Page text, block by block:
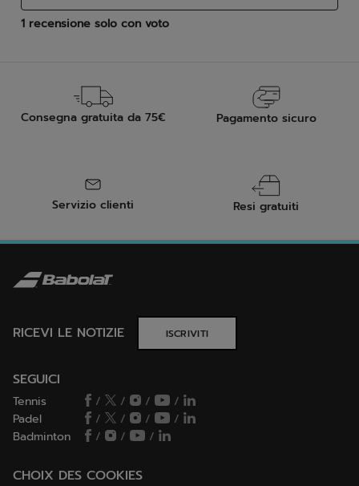
Consegna gratuita da 75€ Pagamento sicuro
Servizio clienti Resi gratuiti
RICEVI LE NOTIZIE ISCRIVITI
SEGUICI
Tennis / / /
/
Padel
/ / /
/
Badminton
/ / /
CHOIX DES COOKIES